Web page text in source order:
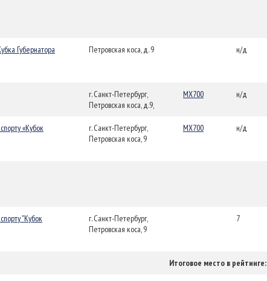
Губернатора
Петровская коса, д. 9 н/д
г. Санкт-Петербург,
Петровская коса, д.9,
MX700 н/д
«Кубок
г. Санкт-Петербург,
Петровская коса, 9
MX700 н/д
"Кубок
г. Санкт-Петербург,
Петровская коса, 9
7
Итоговое место в рейтинге: